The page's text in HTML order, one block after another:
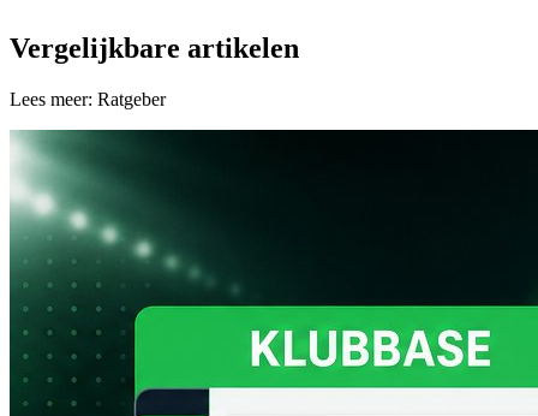
Vergelijkbare artikelen
Lees meer: Ratgeber